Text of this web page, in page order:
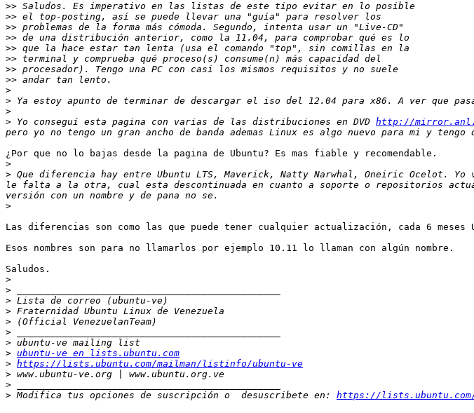
>>
>>
>>
>>
>>
>>
>>
>>
>
>
>
> Yo conseguí esta pagina con varias de las distribuciones en DVD http://
¿Por que no lo bajas desde la pagina de Ubuntu? Es mas fiable y recomendable.
>
> Que diferencia hay entre Ubuntu LTS, Maverick, Natty Narwhal, Oneiric Ocelot. Yo
le falta a la otra, cual esta descontinuada en cuanto a soporte o repositorios
>
Las diferencias son como las que puede tener cualquier actualización, cada 6
Esos nombres son para no llamarlos por ejemplo 10.11 lo llaman con algún nombre.
Saludos.
>
>
>
>
>
>
>
> ubuntu-ve en lists.ubuntu.com
> https://lists.ubuntu.com/mailman/listinfo/ubuntu-ve
>
>
> Modifica tus opciones de suscripción o  desuscribete en: https://